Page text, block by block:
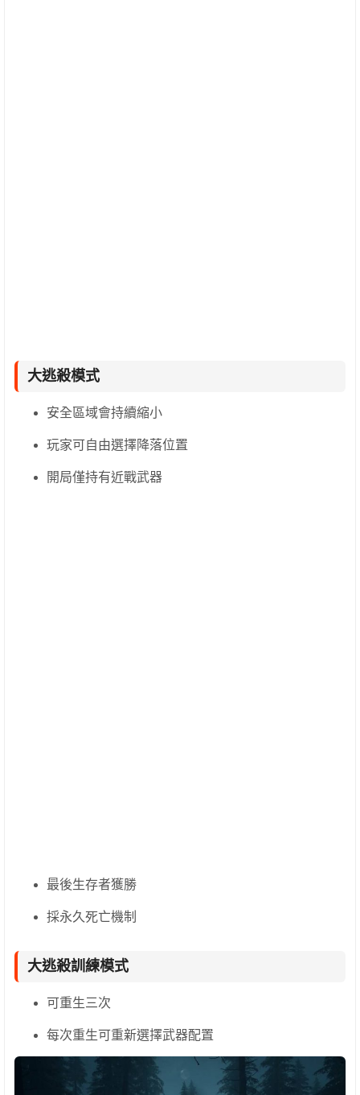
大逃殺模式
安全區域會持續縮小
玩家可自由選擇降落位置
開局僅持有近戰武器
最後生存者獲勝
採永久死亡機制
大逃殺訓練模式
可重生三次
每次重生可重新選擇武器配置